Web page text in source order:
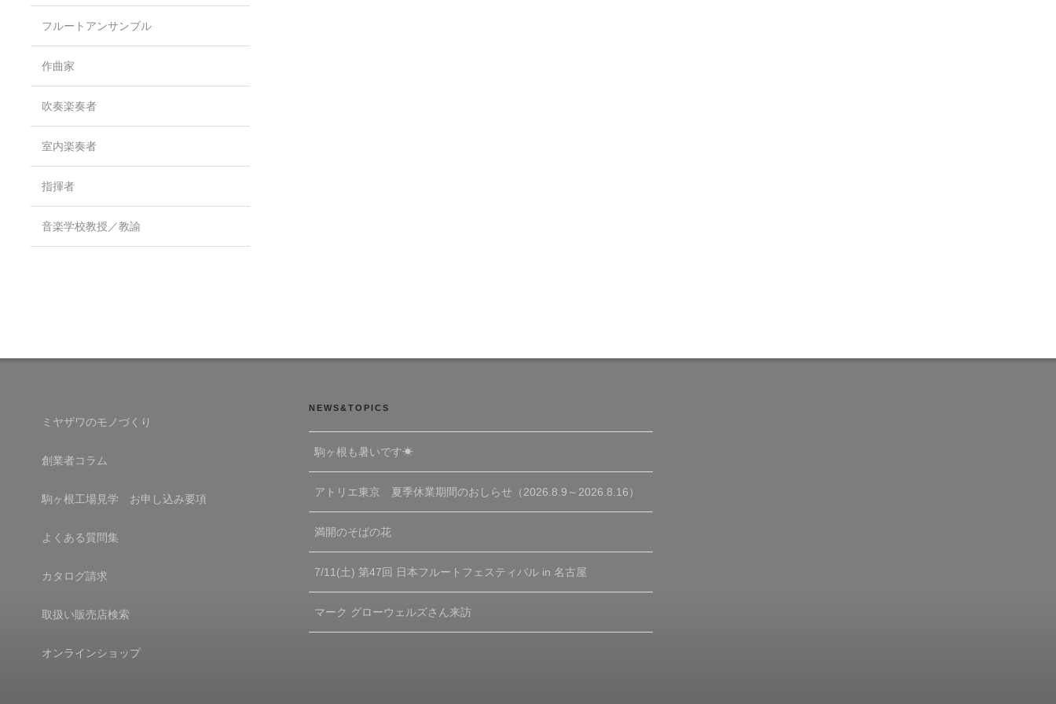
フルートアンサンブル
作曲家
吹奏楽奏者
室内楽奏者
指揮者
音楽学校教授／教諭
ミヤザワのモノづくり
創業者コラム
駒ヶ根工場見学 お申し込み要項
よくある質問集
カタログ請求
取扱い販売店検索
オンラインショップ
NEWS&TOPICS
駒ヶ根も暑いです☀
アトリエ東京 夏季休業期間のおしらせ（2026.8.9～2026.8.16）
満開のそばの花
7/11(土) 第47回 日本フルートフェスティバル in 名古屋
マーク グローウェルズさん来訪